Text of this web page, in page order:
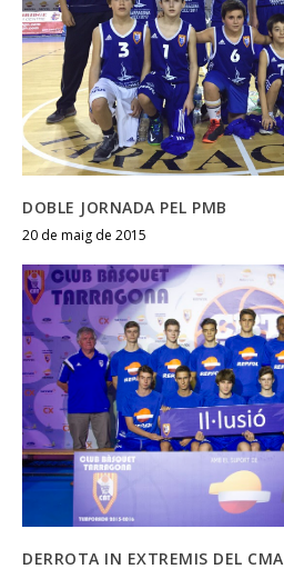
DOBLE JORNADA PEL PMB
20 de maig de 2015
DERROTA IN EXTREMIS DEL CMA